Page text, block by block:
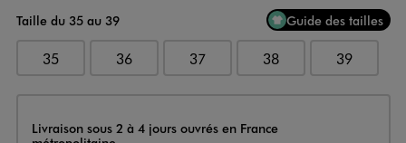
Taille du 35 au 39
Guide des tailles
35 36 37 38 39
Livraison
Livraison sous 2 à 4 jours ouvrés en France